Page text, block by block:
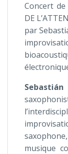
Concert de
DE
par
musique